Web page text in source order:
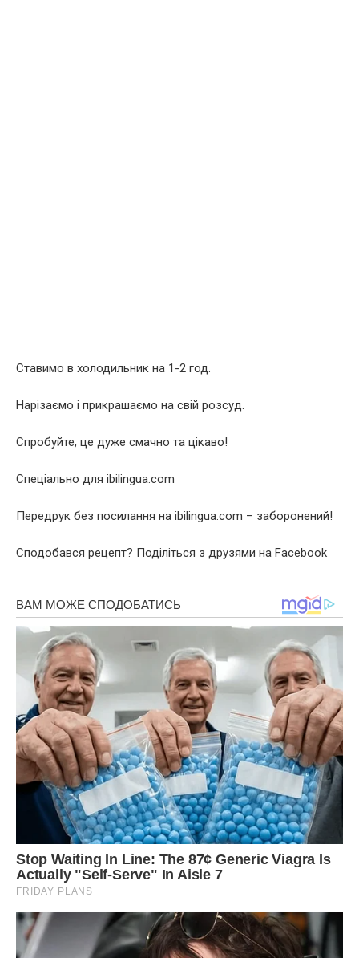
Ставимо в холодильник на 1-2 год.
Нарізаємо і прикрашаємо на свій розсуд.
Спробуйте, це дуже смачно та цікаво!
Спеціально для ibilingua.com
Передрук без посилання на ibilingua.com – заборонений!
Сподобався рецепт? Поділіться з друзями на Facebook